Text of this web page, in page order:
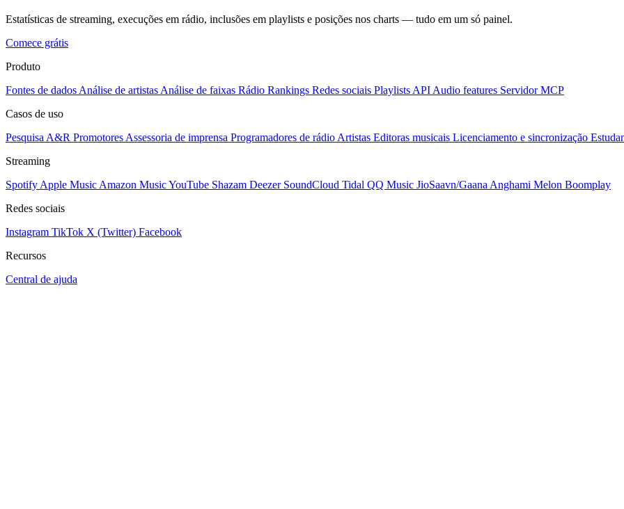
Estatísticas de streaming, execuções em rádio, inclusões em playlists e posições nos charts — tudo em um só painel.
Comece grátis
Produto
Fontes de dados Análise de artistas Análise de faixas Rádio Rankings Redes sociais Playlists API Audio features Servidor MCP
Casos de uso
Pesquisa A&R Promotores Assessoria de imprensa Programadores de rádio Artistas Editoras musicais Licenciamento e sincronização
Streaming
Spotify Apple Music Amazon MusicYouTube Shazam Deezer SoundCloud Tidal QQ Music JioSaavn/Gaana Anghami Melon Boomplay
Redes sociais
Instagram TikTok X (Twitter) Facebook
Recursos
Central de ajuda